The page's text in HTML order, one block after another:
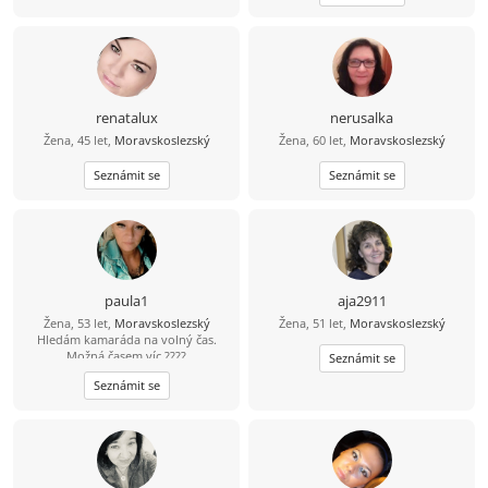
chaosu“, co ti naplánují den líp než
na 3 minuty v koupelně… možná si
budeme rozumět . Já za to nabízím
humor, oporu a sem tam i
nečekanou romantiku (ano, pořád
renatalux
Žena, 45 let, Moravskoslezský
Seznámit se
nerusalka
Žena, 60 let, Moravskoslezský
Seznámit se
paula1
Žena, 53 let, Moravskoslezský
Hledám kamaráda na volný čas.
Možná časem víc ????
Seznámit se
aja2911
Žena, 51 let, Moravskoslezský
Seznámit se